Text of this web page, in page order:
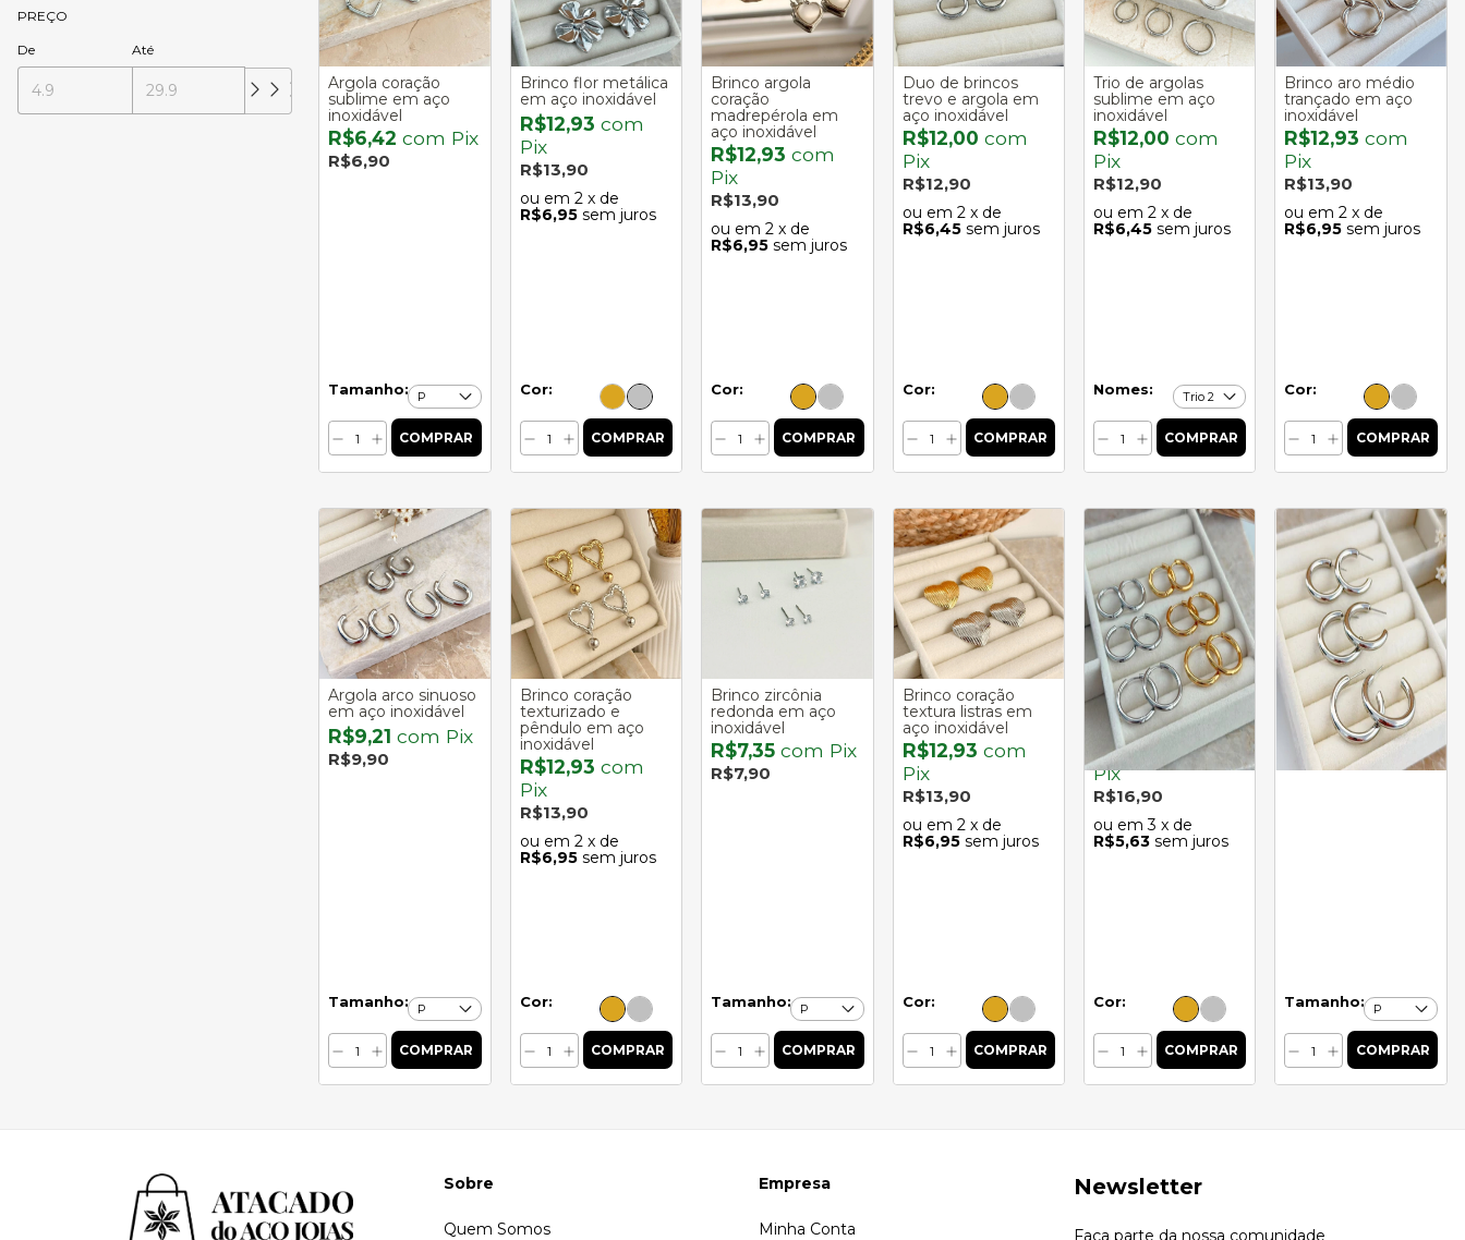
PREÇO
De Até
Argola coração
sublime em aço
inoxidável
R$6,42com Pix
R$6,90
Tamanho:
Brinco flor metálica
em aço inoxidável
R$12,93 com
Pix
R$13,90
2 x de
R$6,95 sem juros
Cor:
Brinco argola
coração
madrepérola em
aço inoxidável
R$12,93com
Pix
R$13,90
2 x de
R$6,95 sem juros
Cor:
Duo de brincos
trevo e argola em
aço inoxidável
R$12,00 com
Pix
R$12,90
2 x de
R$6,45 sem juros
Cor:
Trio de argolas
sublime em aço
inoxidável
R$12,00 com
Pix
R$12,90
2 x de
R$6,45 sem juros
Nomes:
Brinco aro médio
trançado em aço
inoxidável
R$12,93com
Pix
R$13,90
2 x de
R$6,95 sem juros
Cor:
Argola arco sinuoso
em aço inoxidável
R$9,21com Pix
R$9,90
Tamanho:
Brinco coração
texturizado e
pêndulo em aço
inoxidável
R$12,93 com
Pix
R$13,90
2 x de
R$6,95 sem juros
Cor:
Brinco zircônia
redonda em aço
inoxidável
R$7,35com Pix
R$7,90
Tamanho:
Brinco coração
textura listras em
aço inoxidável
R$12,93 com
Pix
R$13,90
2 x de
R$6,95 sem juros
Cor:
Trio de argolas max
lisas em aço
inoxidável
R$15,72
com
Pix
R$16,90
3 x de
R$5,63 sem juros
Cor:
Argola arco robusto
em aço inoxidável
R$9,21com Pix
R$9,90
Tamanho:
Sobre
Quem Somos
Empresa
Minha Conta
Newsletter
Faça parte da nossa comunidade